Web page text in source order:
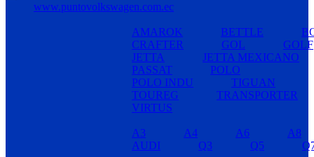
www.puntovolkswagen.com.ec
AMAROK BETTLE
CRAFTER
GOL
GOLF
JETTA
JETTA MEXICANO
PASSAT
POLO
POLO INDU
TIGUAN
TOUREG
TRANSPORTER
VIRTUS
A3 A4 A6
A8
AUDI
Q3 Q5